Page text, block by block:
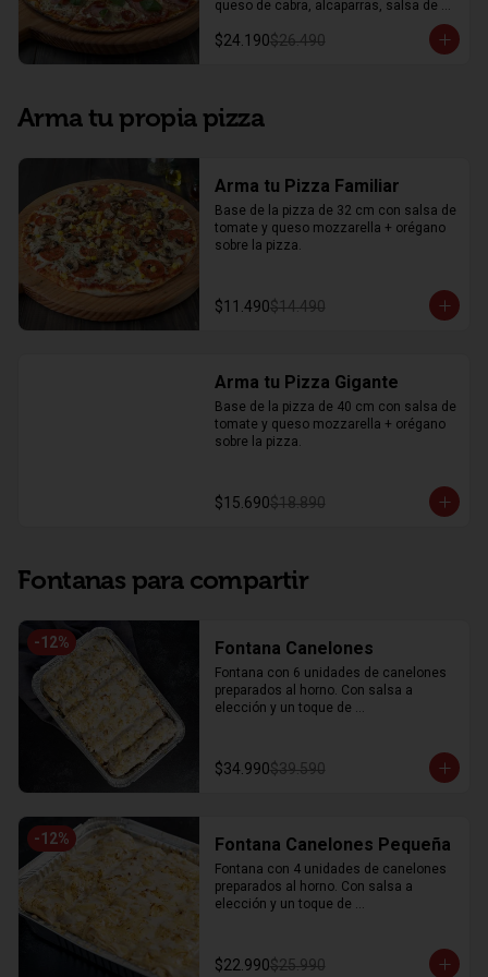
queso de cabra, alcaparras, salsa de
Mitad Il Padrino: jamón acaramelado,
chorizo español, un toque de albahaca,
$24.190$26.490
Arma tu propia pizza
Arma tu Pizza Familiar
Base de la pizza de 32 cm con salsa de
tomate y queso mozzarella + orégano
sobre la pizza.
$11.490$14.490
Arma tu Pizza Gigante
Base de la pizza de 40 cm con salsa de
tomate y queso mozzarella + orégano
sobre la pizza.
$15.690$18.890
Fontanas para compartir
-12% Fontana Canelones
Fontana con 6 unidades de canelones
preparados al horno. Con salsa a
elección y un toque de
$34.990$39.590
-12% Fontana Canelones Pequeña
Fontana con 4 unidades de canelones
preparados al horno. Con salsa a
elección y un toque de
$22.990$25.990